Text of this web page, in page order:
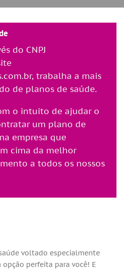
do CNPJ
trabalha a mais
de planos de saúde.
o intuito de ajudar o
um plano de
empresa que
cima da melhor
a todos os nossos
voltado especialmente
perfeita para você! E